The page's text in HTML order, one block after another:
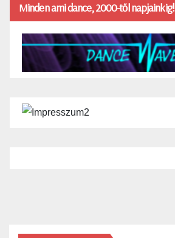
Minden ami dance, 2000-től napjainkig!